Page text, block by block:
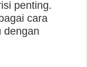
penting.
cara
dengan